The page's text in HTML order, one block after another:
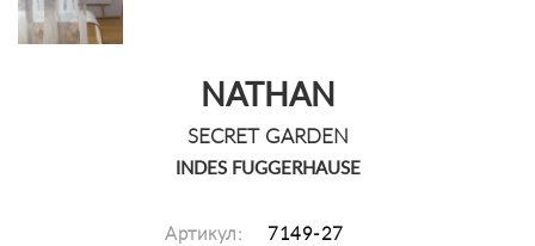
NATHAN
SECRET GARDEN
INDES FUGGERHAUSE
Артикул: 7149-27